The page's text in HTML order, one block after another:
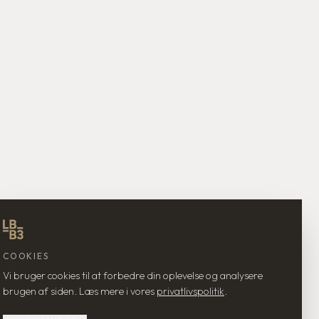
COOKIES
Vi bruger cookies til at forbedre din oplevelse og analysere
brugen af siden. Læs mere i vores privatlivspolitik.